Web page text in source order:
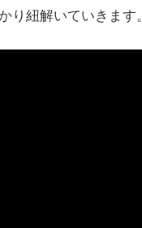
り紐解いていきます。